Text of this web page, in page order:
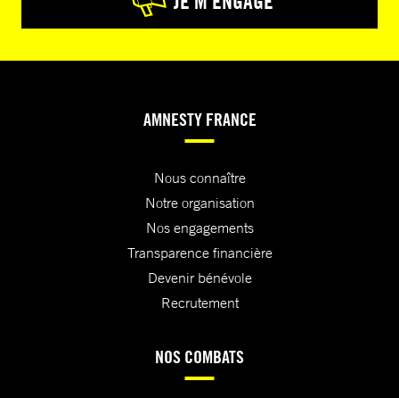
AMNESTY FRANCE
Nous connaître
Notre organisation
Nos engagements
Transparence financière
Devenir bénévole
Recrutement
NOS COMBATS